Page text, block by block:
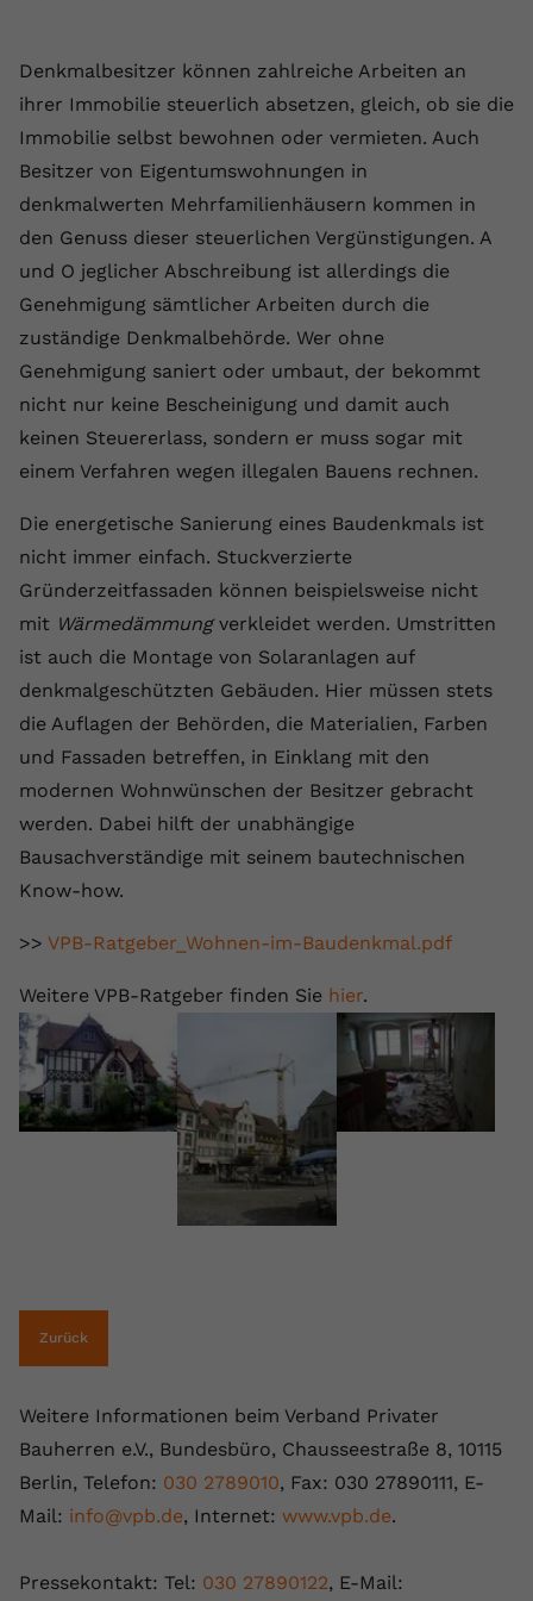
Denkmalbesitzer können zahlreiche Arbeiten an
ihrer Immobilie steuerlich absetzen, gleich, ob sie die
Immobilie selbst bewohnen oder vermieten. Auch
Besitzer von Eigentumswohnungen in
denkmalwerten Mehrfamilienhäusern kommen in
den Genuss dieser steuerlichen Vergünstigungen. A
und O jeglicher Abschreibung ist allerdings die
Genehmigung sämtlicher Arbeiten durch die
zuständige Denkmalbehörde. Wer ohne
Genehmigung saniert oder umbaut, der bekommt
nicht nur keine Bescheinigung und damit auch
keinen Steuererlass, sondern er muss sogar mit
einem Verfahren wegen illegalen Bauens rechnen.
Die energetische Sanierung eines Baudenkmals ist
nicht immer einfach. Stuckverzierte
Gründerzeitfassaden können beispielsweise nicht
mit Wärmedämmungverkleidet werden. Umstritten
ist auch die Montage von Solaranlagen auf
denkmalgeschützten Gebäuden. Hier müssen stets
die Auflagen der Behörden, die Materialien, Farben
und Fassaden betreffen, in Einklang mit den
modernen Wohnwünschen der Besitzer gebracht
werden. Dabei hilft der unabhängige
Bausachverständige mit seinem bautechnischen
Know-how.
>> VPB-Ratgeber_Wohnen-im-Baudenkmal.pdf
Weitere VPB-Ratgeber finden Sie hier.
Zurück
Weitere Informationen beim Verband Privater
Bauherren e.V., Bundesbüro, Chausseestraße 8, 10115
Berlin, Telefon: 030 2789010, Fax: 030 27890111, E-
Mail: info@vpb.de, Internet: www.vpb.de.
Pressekontakt: Tel: 030 27890122, E-Mail:
Zweck
Einstellungen. Unter anderem eine
zufällig generierte ID, für die
historische Speicherung Ihrer
vorgenommen Einstellungen, falls der
Webseiten-Betreiber dies eingestellt
hat.
Anbieter VPB.de
Zweck
Dieses Cookie wird verwendet, um die
Speicherung von
Website zu erfassen.
Anbieter Google Ads
Laufzeit 90 Tage
Zweck
Wird von Google Ads für das
Conversion-Tracking verwendet, um
Werbeklicks der Nutzung auf unserer
Website zuzuordnen.
Externe Inhalte
Wir verwenden auf unserer Website externe Inhalte,
um Ihnen zusätzliche Informationen anzubieten.
Name vuid
Anbieter vimeo.com
Laufzeit 2 Jahre
Zweck
Vimeo installiert dieses Cookie, um
indem es eine eindeutige ID zum
Einbetten von Videos auf der Website
setzt.
CONSENT
Anbieter youtube.com
Laufzeit
Zweck
YouTube setzt dieses Cookie über
eingebettete YouTube-Videos und
registriert anonyme statistische Daten.
Name yt-remote-device-id
Anbieter Youtube.com
Laufzeit
Zweck
YouTube setzt diesen Cookie, um die
speichern, der eingebettete YouTube-
Name yt.innertube::requests
youtube.com
Zweck
Name yt.innertube::nextId
Anbieter Youtube.com
Dieser von YouTube gesetzte Cookie
Cookie-Informationen anzeigen